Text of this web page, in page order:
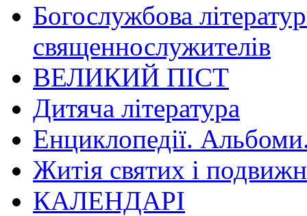
Богослужбова
священнослужителів
ВЕЛИКИЙ ПІСТ
Дитяча література
Енциклопедії.
Житія святих і
КАЛЕНДАРІ